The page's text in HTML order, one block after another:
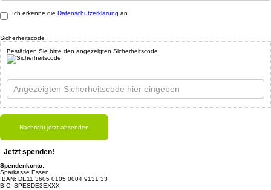
Ich erkenne die Datenschutzerklärung an
Sicherheitscode
Bestätigen Sie bitte den angezeigten Sicherheitscode
Nachricht jetzt absenden
Jetzt spenden!
Spendenkonto:
Sparkasse Essen
IBAN: DE11 3605 0105 0004 9131 33
BIC: SPESDE3EXXX